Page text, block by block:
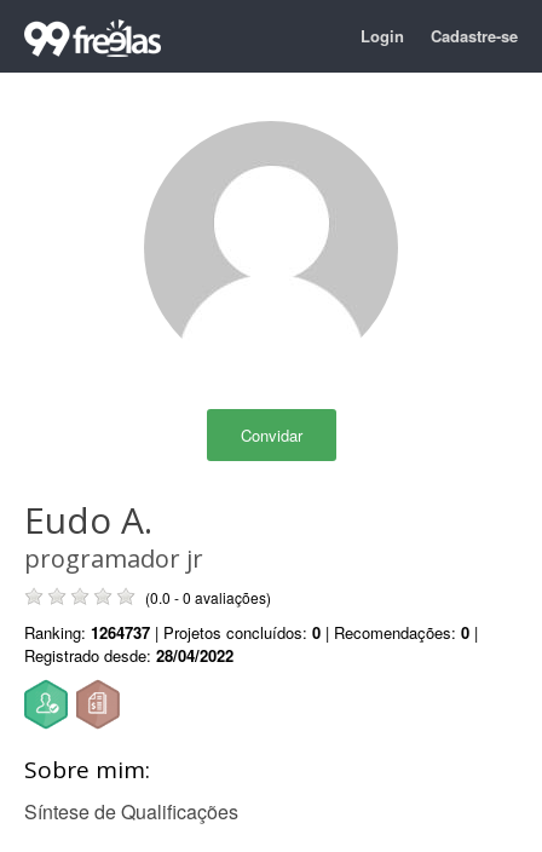
Login Cadastre-se
Convidar
Eudo A.
programador jr
(0.0 - 0 avaliações)
Ranking: 1264737 | Projetos concluídos: 0 | Recomendações: 0 |
Registrado desde: 28/04/2022
Sobre mim:
Síntese de Qualificações